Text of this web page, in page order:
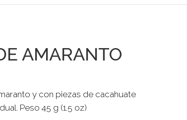
AMARANTO
y con piezas de cacahuate
Peso 45 g (1.5 oz)